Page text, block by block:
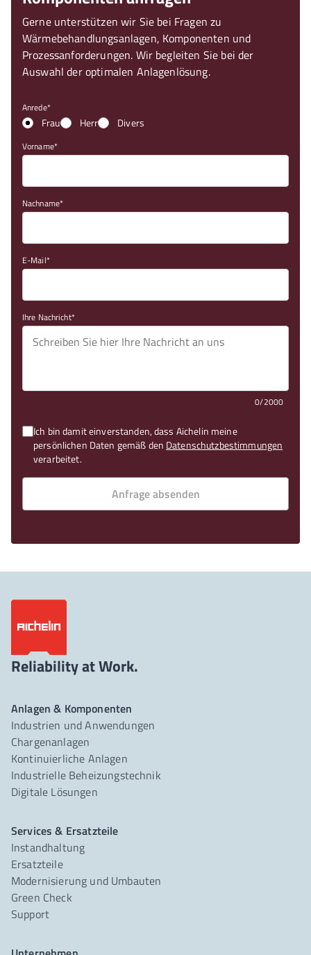
Gerne unterstützen wir Sie bei Fragen zu
Wärmebehandlungsanlagen, Komponenten und
Prozessanforderungen. Wir begleiten Sie bei der
Auswahl der optimalen Anlagenlösung.
Anrede
Frau Herr Divers
Vorname
Nachname
E-Mail
Ihre Nachricht
0/2000
Ich bin damit einverstanden, dass Aichelin meine
persönlichen Daten gemäß den Datenschutzbestimmungen
verarbeitet.
Anfrage absenden
Reliability at Work.
Anlagen & Komponenten
Industrien und Anwendungen
Chargenanlagen
Kontinuierliche Anlagen
Industrielle Beheizungstechnik
Digitale Lösungen
Services & Ersatzteile
Instandhaltung
Ersatzteile
Modernisierung und Umbauten
Green Check
Support